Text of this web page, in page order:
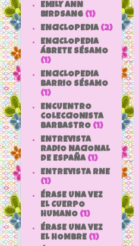
EMILY ANN
BIRDSANG (1)
ENCICLOPEDIA (2)
ENCICLOPEDIA
ÁBRETE SÉSAMO
(1)
ENCICLOPEDIA
BARRIO SÉSAMO
(1)
ENCUENTRO
COLECCIONISTA
BARBASTRO (1)
ENTREVISTA
RADIO NACIONAL
DE ESPAÑA (1)
ENTREVISTA RNE
(1)
ÉRASE UNA VEZ
EL CUERPO
HUMANO (1)
ÉRASE UNA VEZ
EL HOMBRE (1)